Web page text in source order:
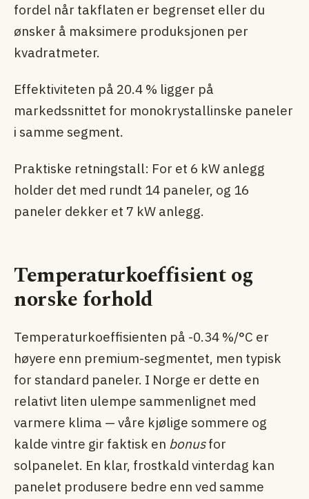
fordel når takflaten er begrenset eller du
ønsker å maksimere produksjonen per
kvadratmeter.
Effektiviteten på 20.4 % ligger på
markedssnittet for monokrystallinske paneler
i samme segment.
Praktiske retningstall: For et 6 kW anlegg
holder det med rundt 14 paneler, og 16
paneler dekker et 7 kW anlegg.
Temperaturkoeffisient og
norske forhold
Temperaturkoeffisienten på -0.34 %/°C er
høyere enn premium-segmentet, men typisk
for standard paneler. I Norge er dette en
relativt liten ulempe sammenlignet med
varmere klima — våre kjølige sommere og
kalde vintre gir faktisk en bonusfor
solpanelet. En klar, frostkald vinterdag kan
panelet produsere bedre enn ved samme